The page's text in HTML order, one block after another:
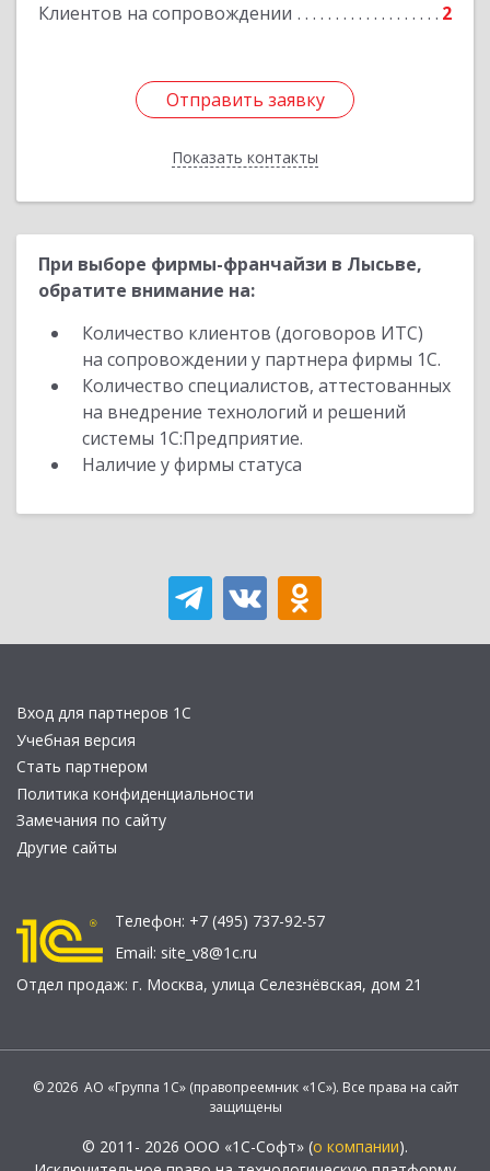
Клиентов на сопровождении 2
Отправить заявку
Показать контакты
Отправить заявку
Назад
При выборе фирмы-франчайзи в Лысьве,
обратите внимание на:
Количество клиентов (договоров ИТС)
на сопровождении у партнера фирмы 1С.
Количество специалистов, аттестованных
на внедрение технологий и решений
системы 1С:Предприятие.
Наличие у фирмы статуса
Вход для партнеров 1С
Учебная версия
Стать партнером
Политика конфиденциальности
Замечания по сайту
Другие сайты
Телефон: +7 (495) 737-92-57
Email: site_v8@1c.ru
Отдел продаж: г. Москва, улица Селезнёвская, дом 21
© 2026 АО «Группа 1С» (правопреемник «1С»). Все права на сайт
защищены
© 2011- 2026 ООО «1С-Софт» (о компании).